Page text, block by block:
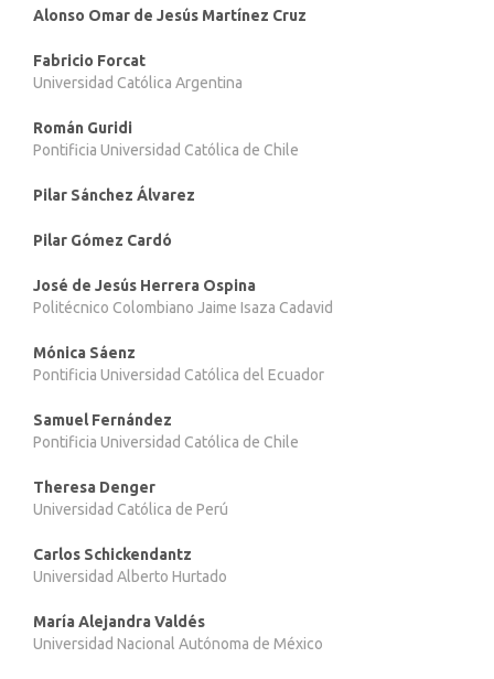
Alonso Omar de Jesús Martínez Cruz
Fabricio Forcat
Universidad Católica Argentina
Román Guridi
Pontificia Universidad Católica de Chile
Pilar Sánchez Álvarez
Pilar Gómez Cardó
José de Jesús Herrera Ospina
Politécnico Colombiano Jaime Isaza Cadavid
Mónica Sáenz
Pontificia Universidad Católica del Ecuador
Samuel Fernández
Pontificia Universidad Católica de Chile
Theresa Denger
Universidad Católica de Perú
Carlos Schickendantz
Universidad Alberto Hurtado
María Alejandra Valdés
Universidad Nacional Autónoma de México